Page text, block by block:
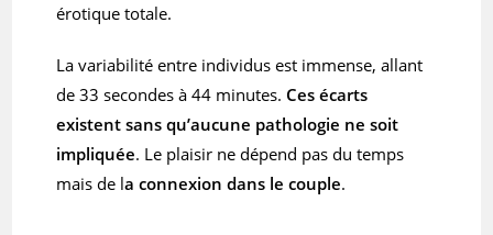
érotique totale.
La variabilité entre individus est immense, allant
de 33 secondes à 44 minutes. Ces écarts
existent sans qu’aucune pathologie ne soit
impliquée. Le plaisir ne dépend pas du temps
mais de la connexion dans le couple.